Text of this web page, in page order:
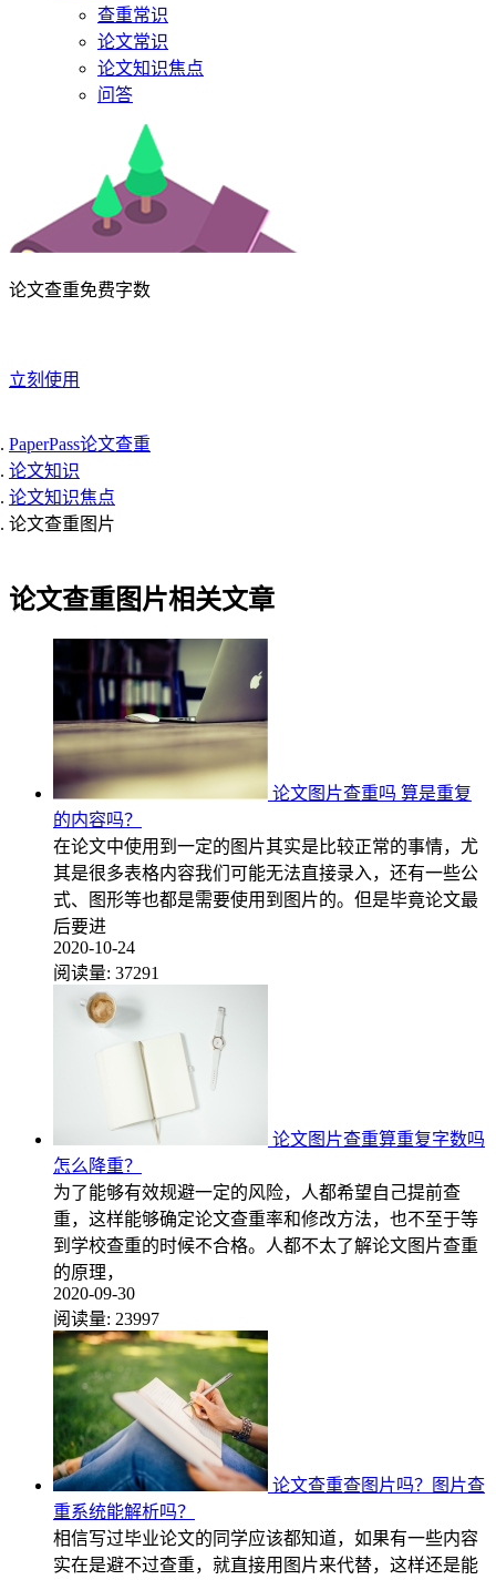
查重常识
论文常识
论文知识焦点
问答
论文查重免费字数
立刻使用
PaperPass论文查重
论文知识
论文知识焦点
论文查重图片
论文查重图片相关文章
论文图片查重吗 算是重复
的内容吗？
在论文中使用到一定的图片其实是比较正常的事情，尤
其是很多表格内容我们可能无法直接录入，还有一些公
式、图形等也都是需要使用到图片的。但是毕竟论文最
后要进
2020-10-24
阅读量: 37291
论文图片查重算重复字数吗
怎么降重？
为了能够有效规避一定的风险，人都希望自己提前查
重，这样能够确定论文查重率和修改方法，也不至于等
到学校查重的时候不合格。人都不太了解论文图片查重
的原理，
2020-09-30
阅读量: 23997
论文查重查图片吗？图片查
重系统能解析吗？
相信写过毕业论文的同学应该都知道，如果有一些内容
实在是避不过查重，就直接用图片来代替，这样还是能